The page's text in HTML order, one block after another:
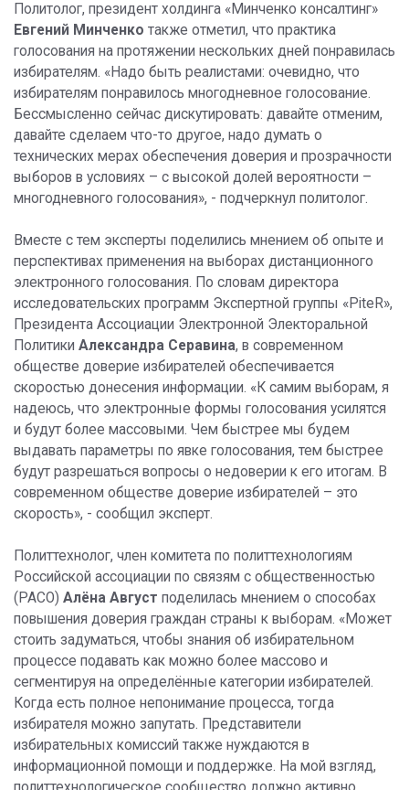
Политолог, президент холдинга «Минченко консалтинг»
Евгений Минченко также отметил, что практика
голосования на протяжении нескольких дней понравилась
избирателям. «Надо быть реалистами: очевидно, что
избирателям понравилось многодневное голосование.
Бессмысленно сейчас дискутировать: давайте отменим,
давайте сделаем что-то другое, надо думать о
технических мерах обеспечения доверия и прозрачности
выборов в условиях – с высокой долей вероятности –
многодневного голосования», - подчеркнул политолог.
Вместе с тем эксперты поделились мнением об опыте и
перспективах применения на выборах дистанционного
электронного голосования. По словам директора
исследовательских программ Экспертной группы «PiteR»,
Президента Ассоциации Электронной Электоральной
Политики Александра Серавина, в современном
обществе доверие избирателей обеспечивается
скоростью донесения информации. «К самим выборам, я
надеюсь, что электронные формы голосования усилятся
и будут более массовыми. Чем быстрее мы будем
выдавать параметры по явке голосования, тем быстрее
будут разрешаться вопросы о недоверии к его итогам. В
современном обществе доверие избирателей – это
скорость», - сообщил эксперт.
Политтехнолог, член комитета по политтехнологиям
Российской ассоциации по связям с общественностью
(РАСО) Алёна Август поделилась мнением о способах
повышения доверия граждан страны к выборам. «Может
стоить задуматься, чтобы знания об избирательном
процессе подавать как можно более массово и
сегментируя на определённые категории избирателей.
Когда есть полное непонимание процесса, тогда
избирателя можно запутать. Представители
избирательных комиссий также нуждаются в
информационной помощи и поддержке. На мой взгляд,